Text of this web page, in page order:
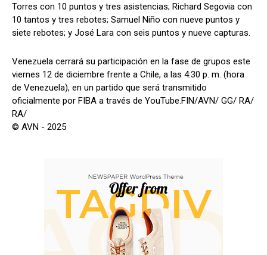
Torres con 10 puntos y tres asistencias; Richard Segovia con
10 tantos y tres rebotes; Samuel Niño con nueve puntos y
siete rebotes; y José Lara con seis puntos y nueve capturas.
Venezuela cerrará su participación en la fase de grupos este
viernes 12 de diciembre frente a Chile, a las 4:30 p. m. (hora
de Venezuela), en un partido que será transmitido
oficialmente por FIBA a través de YouTube.FIN/AVN/ GG/ RA/
RA/
© AVN - 2025